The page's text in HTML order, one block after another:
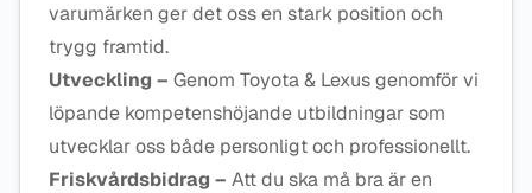
varumärken ger det oss en stark position och
trygg framtid.
Utveckling – Genom Toyota & Lexus genomför vi
löpande kompetenshöjande utbildningar som
utvecklar oss både personligt och professionellt.
Friskvårdsbidrag – Att du ska må bra är en